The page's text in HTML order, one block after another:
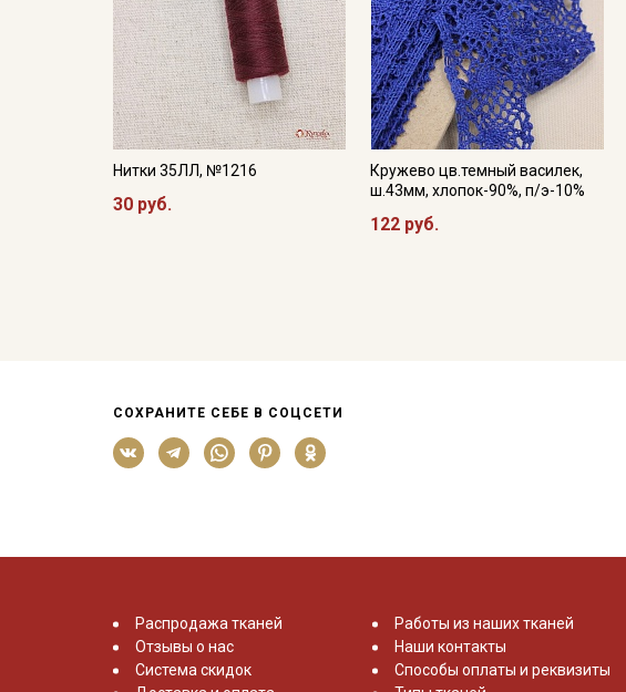
Нитки 35ЛЛ, №1216
30 руб.
Кружево цв.темный василек,
ш.43мм, хлопок-90%, п/э-10%
122 руб.
СОХРАНИТЕ СЕБЕ В СОЦСЕТИ
Распродажа тканей
Отзывы о нас
Система скидок
Работы из наших тканей
Наши контакты
Способы оплаты и реквизиты